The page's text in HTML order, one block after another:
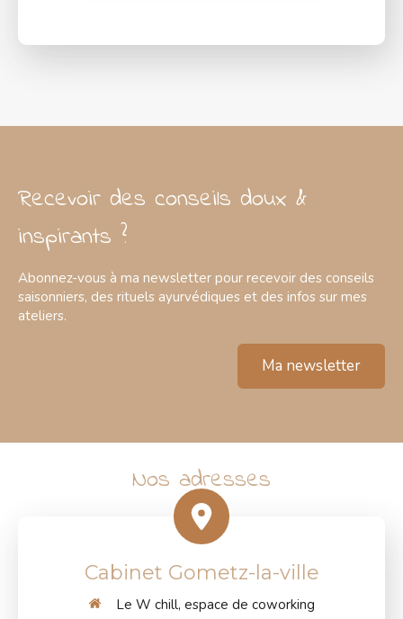
Recevoir des conseils doux &
inspirants ?
Abonnez-vous à ma newsletter pour recevoir des conseils
saisonniers, des rituels ayurvédiques et des infos sur mes
ateliers.
Ma newsletter
Nos adresses
Cabinet Gometz-la-ville
Le W chill, espace de coworking